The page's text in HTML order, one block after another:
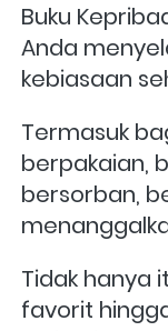
Buku
Anda
kebiasaan
Termasuk
berpakaian,
bersorban,
Tidak hanya
favorit